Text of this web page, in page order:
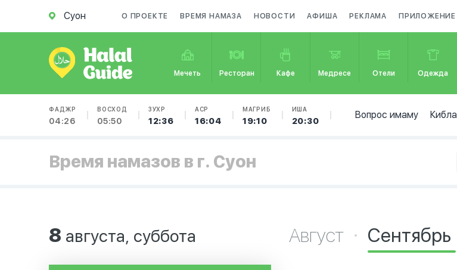
Суон О ПРОЕКТЕ ВРЕМЯ НАМАЗА НОВОСТИ АФИША РЕКЛАМА ПРИЛОЖЕНИЕ
Мечеть Ресторан Кафе Медресе Отели Одежда
ФАДЖР
04:26
ВОСХОД
05:50
ЗУХР
12:36
АСР
16:04
МАГРИБ
19:10
ИША
20:30
Вопрос имаму Кибла
Время намазов в г. Суон
8 августа, суббота Август Сентябрь